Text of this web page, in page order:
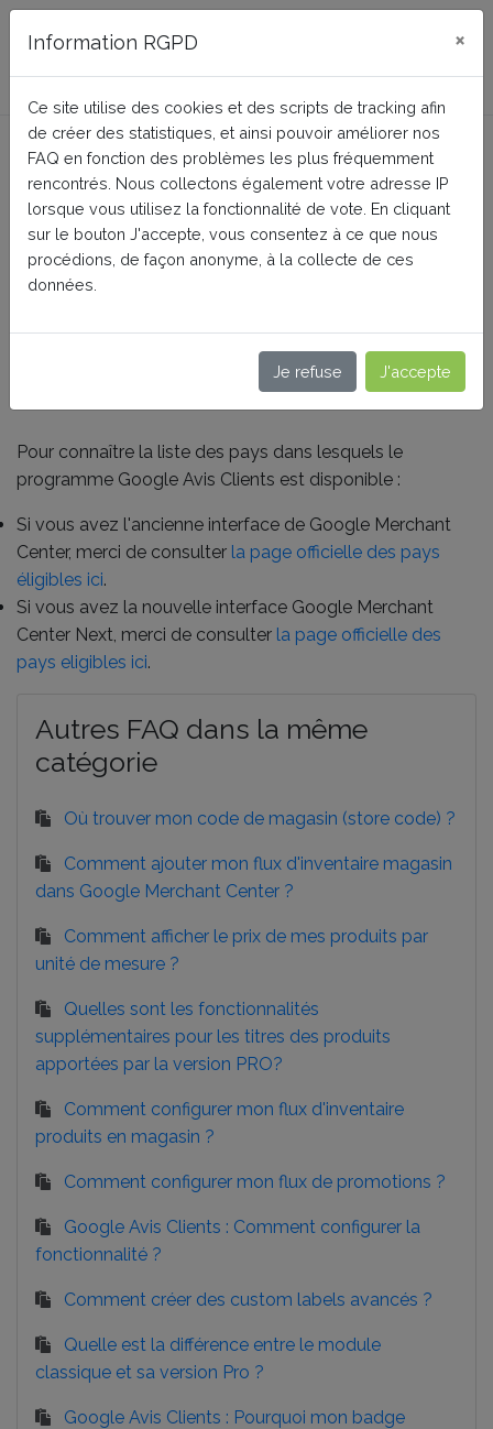
FAQ BusinessTech
Google Avis Clients : Est-ce
que le programme est
disponible dans mon pays ?
A propos des fonctionnalités avancées de la version
Pour connaître la liste des pays dans lesquels le
programme Google Avis Clients est disponible :
Si vous avez l'ancienne interface de Google Merchant
Center, merci de consulter la page officielle des pays
éligibles ici.
Si vous avez la nouvelle interface Google Merchant
Center Next, merci de consulter la page officielle des
pays eligibles ici.
Autres FAQ dans la même
catégorie
Où trouver mon code de magasin (store code) ?
Comment ajouter mon flux d'inventaire magasin
dans Google Merchant Center ?
Comment afficher le prix de mes produits par
unité de mesure ?
Quelles sont les fonctionnalités
supplémentaires pour les titres des produits
apportées par la version PRO?
Comment configurer mon flux d'inventaire
produits en magasin ?
Comment configurer mon flux de promotions ?
Google Avis Clients : Comment configurer la
fonctionnalité ?
Comment créer des custom labels avancés ?
Quelle est la différence entre le module
classique et sa version Pro ?
Google Avis Clients : Pourquoi mon badge
Information RGPD ×
Ce site utilise des cookies et des scripts de tracking afin
de créer des statistiques, et ainsi pouvoir améliorer nos
FAQ en fonction des problèmes les plus fréquemment
rencontrés. Nous collectons également votre adresse IP
lorsque vous utilisez la fonctionnalité de vote. En cliquant
sur le bouton J'accepte, vous consentez à ce que nous
procédions, de façon anonyme, à la collecte de ces
données.
Je refuse J'accepte